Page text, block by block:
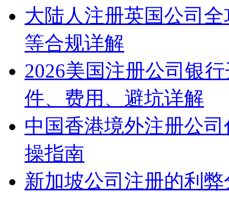
大陆人注册英国公司
等合规详解
2026美国注册公司银
件、费用、避坑详解
中国香港境外注册公
操指南
新加坡公司注册的利